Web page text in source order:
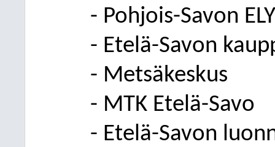
- Pohjois-Savon
- Etelä-Savon
- Metsäkeskus
- MTK Etelä-Savo
- Etelä-Savon